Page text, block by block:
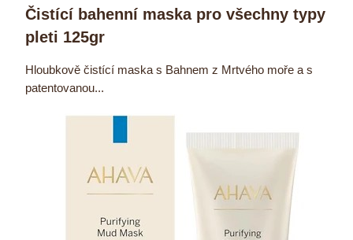
Čistící bahenní maska pro všechny typy
pleti 125gr
Hloubkově čistící maska s Bahnem z Mrtvého moře a s
patentovanou...